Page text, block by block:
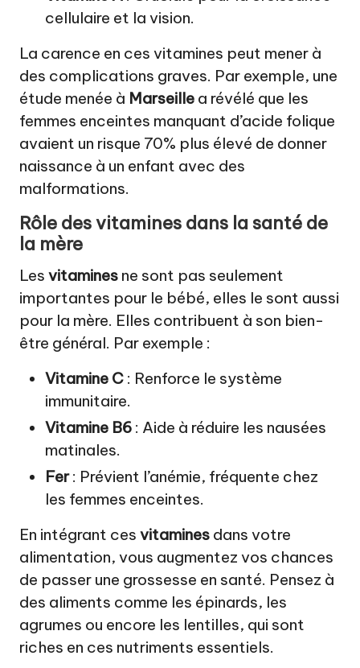
cellulaire et la vision.
La carence en ces vitamines peut mener à
des complications graves. Par exemple, une
étude menée à Marseille a révélé que les
femmes enceintes manquant d’acide folique
avaient un risque 70% plus élevé de donner
naissance à un enfant avec des
malformations.
Rôle desvitamines dans la santé de
la mère
Les vitamines ne sont pas seulement
importantes pour le bébé, elles le sont aussi
pour la mère. Elles contribuent à son bien-
être général. Par exemple :
Vitamine C : Renforce le système
immunitaire.
Vitamine B6 : Aide à réduire les nausées
matinales.
Fer: Prévient l’anémie, fréquente chez
les femmes enceintes.
En intégrant ces vitamines dans votre
alimentation, vous augmentez vos chances
de passer une grossesse en santé. Pensez à
des aliments comme les épinards, les
agrumes ou encore les lentilles, qui sont
riches en ces nutriments essentiels.